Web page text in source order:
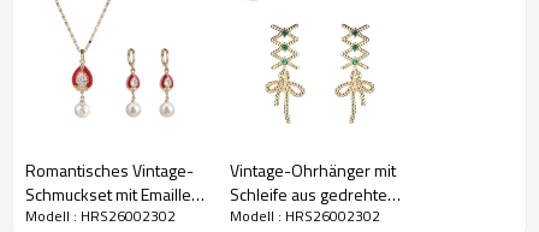
Romantisches Vintage-
Schmuckset mit Emaille,
tropfenförmigen Perlen
Modell : HRS26002302
Vintage-Ohrhänger mit
Schleife aus gedrehtem
Draht und Zirkonia | Für
Modell : HRS26002302